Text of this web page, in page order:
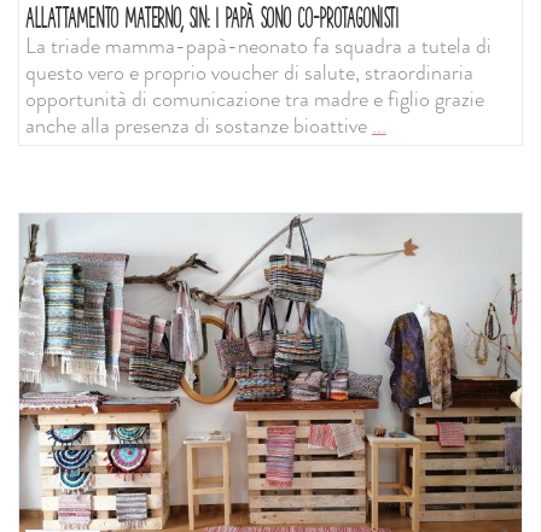
ALLATTAMENTO MATERNO, SIN: I PAPÀ SONO CO-PROTAGONISTI
La triade mamma-papà-neonato fa squadra a tutela di
questo vero e proprio voucher di salute, straordinaria
opportunità di comunicazione tra madre e figlio grazie
anche alla presenza di sostanze bioattive...